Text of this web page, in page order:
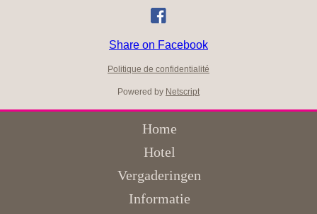
Share on Facebook
Politique de confidentialité
Powered by Netscript
Home
Hotel
Vergaderingen
Informatie